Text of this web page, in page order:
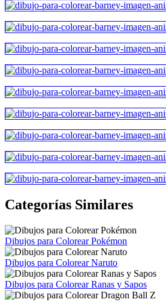
Categorías Similares
Dibujos para Colorear Pokémon
Dibujos para Colorear Naruto
Dibujos para Colorear Ranas y Sapos